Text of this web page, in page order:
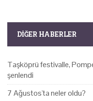
DIĞER HABERLER
Taşköprü festivalle,
şenlendi
7 Ağustos'ta neler oldu?